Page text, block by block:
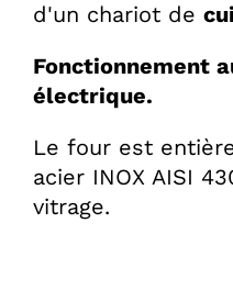
d'un chariot de
Fonctionnement
électrique.
Le four est
acier INOX AISI
vitrage.